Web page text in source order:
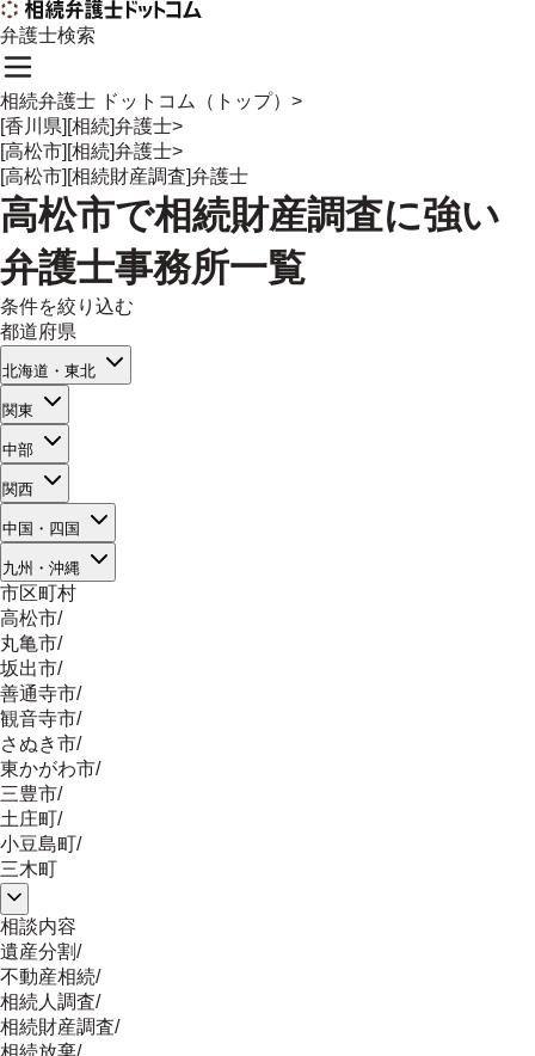
弁護士検索
相続弁護士 ドットコム（トップ） >
[香川県][相続]弁護士>
[高松市][相続]弁護士>
[高松市][相続財産調査]弁護士
高松市で相続財産調査に強い
弁護士事務所一覧
条件を絞り込む
都道府県
北海道・東北
関東
中部
関西
中国・四国
九州・沖縄
市区町村
高松市/
丸亀市/
坂出市/
善通寺市/
観音寺市/
さぬき市/
東かがわ市/
三豊市/
土庄町/
小豆島町/
三木町
相談内容
遺産分割/
不動産相続/
相続人調査/
相続財産調査/
相続放棄/